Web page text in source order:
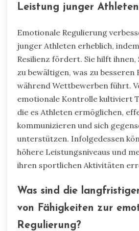
Leistung junger
Emotionale Regulierung
junger Athleten erheblich,
Resilienz fördert. Sie hilft ihnen,
zu bewältigen, was zu besseren
während Wettbewerben führt.
emotionale Kontrolle kultiviert
die es Athleten ermöglichen,
kommunizieren und sich
unterstützen. Infolgedessen
höhere Leistungsniveaus und
ihren sportlichen Aktivitäten
Was sind die
von Fähigkeiten zur
Regulierung?